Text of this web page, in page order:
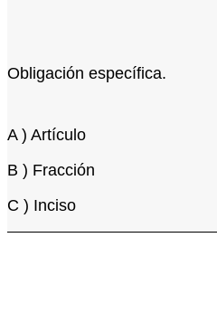
Obligación específica.
A ) Artículo
B ) Fracción
C ) Inciso